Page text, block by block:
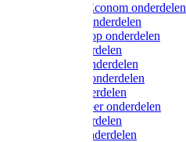
Aesculap/Econom onderdelen
Hauptner onderdelen
Lister/Liscop onderdelen
Eider onderdelen
Heiniger onderdelen
Constanta onderdelen
Moser onderdelen
Farm Clipper onderdelen
Oster onderdelen
TailWell onderdelen